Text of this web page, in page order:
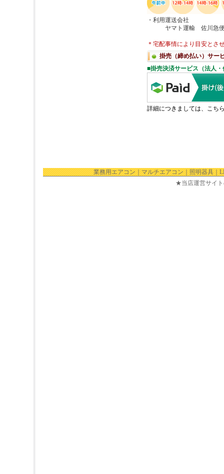
業務用エアコン｜マルチエアコン｜照明器具｜
★当店運営サイ